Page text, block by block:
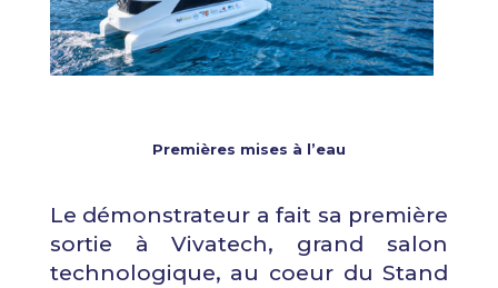
Premières mises à l’eau
Le démonstrateur a fait sa première
sortie à Vivatech, grand salon
technologique, au coeur du Stand